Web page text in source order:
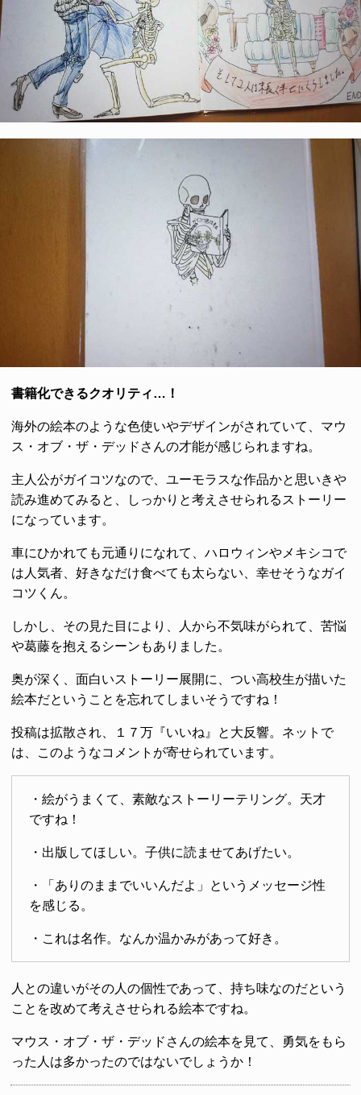
書籍化できるクオリティ…！
海外の絵本のような色使いやデザインがされていて、マウ
ス・オブ・ザ・デッドさんの才能が感じられますね。
主人公がガイコツなので、ユーモラスな作品かと思いきや
読み進めてみると、しっかりと考えさせられるストーリー
になっています。
車にひかれても元通りになれて、ハロウィンやメキシコで
は人気者、好きなだけ食べても太らない、幸せそうなガイ
コツくん。
しかし、その見た目により、人から不気味がられて、苦悩
や葛藤を抱えるシーンもありました。
奥が深く、面白いストーリー展開に、つい高校生が描いた
絵本だということを忘れてしまいそうですね！
投稿は拡散され、１７万『いいね』と大反響。ネットで
は、このようなコメントが寄せられています。
・絵がうまくて、素敵なストーリーテリング。天才
ですね！
・出版してほしい。子供に読ませてあげたい。
・「ありのままでいいんだよ」というメッセージ性
を感じる。
・これは名作。なんか温かみがあって好き。
人との違いがその人の個性であって、持ち味なのだという
ことを改めて考えさせられる絵本ですね。
マウス・オブ・ザ・デッドさんの絵本を見て、勇気をもら
った人は多かったのではないでしょうか！